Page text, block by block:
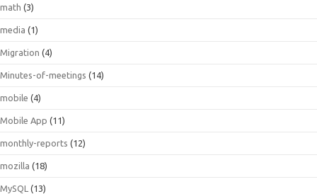
math (3)
media (1)
Migration (4)
Minutes-of-meetings (14)
mobile (4)
Mobile App (11)
monthly-reports (12)
mozilla (18)
MySQL (13)